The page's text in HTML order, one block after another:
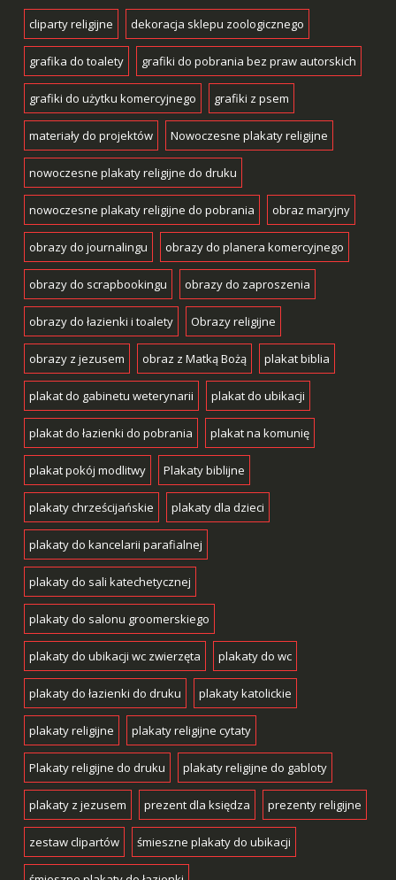
cliparty religijne dekoracja sklepu zoologicznego
grafika do toalety grafiki do pobrania bez praw autorskich
grafiki do użytku komercyjnego grafiki z psem
materiały do projektów Nowoczesne plakaty religijne
nowoczesne plakaty religijne do druku
nowoczesne plakaty religijne do pobrania obraz maryjny
obrazy do journalingu obrazy do planera komercyjnego
obrazy do scrapbookingu obrazy do zaproszenia
obrazy do łazienki i toalety Obrazy religijne
obrazy z jezusem obraz z Matką Bożą plakat biblia
plakat do gabinetu weterynarii plakat do ubikacji
plakat do łazienki do pobrania plakat na komunię
plakat pokój modlitwy Plakaty biblijne
plakaty chrześcijańskie plakaty dla dzieci
plakaty do kancelarii parafialnej
plakaty do sali katechetycznej
plakaty do salonu groomerskiego
plakaty do ubikacji wc zwierzęta plakaty do wc
plakaty do łazienki do druku plakaty katolickie
plakaty religijne plakaty religijne cytaty
Plakaty religijne do druku plakaty religijne do gabloty
plakaty z jezusem prezent dla księdza prezenty religijne
zestaw clipartów śmieszne plakaty do ubikacji